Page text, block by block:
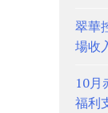
翠華
場收
10月
福利